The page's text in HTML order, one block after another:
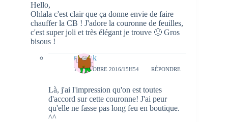
Hello,
Ohlala c'est clair que ça donne envie de faire
chauffer la CB ! J'adore la couronne de feuilles,
c'est super joli et très élégant je trouve 🙂 Gros
bisous !
natieak
18 OCTOBRE 2016/15H54 RÉPONDRE
Là, j'ai l'impression qu'on est toutes
d'accord sur cette couronne! J'ai peur
qu'elle ne fasse pas long feu en boutique.
^^